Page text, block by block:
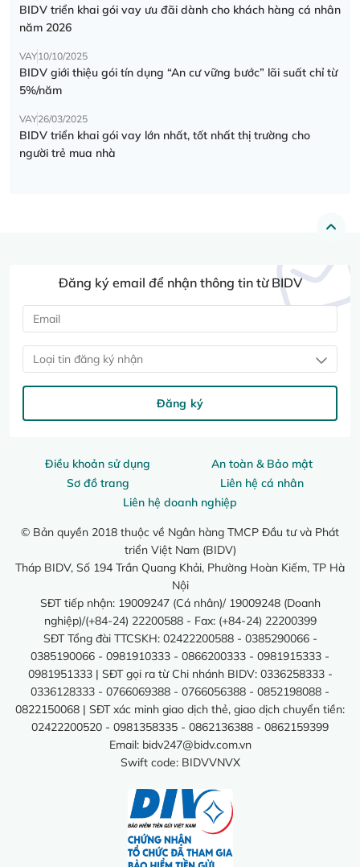
BIDV triển khai gói vay ưu đãi dành cho khách hàng cá nhân
năm 2026
VAY10/10/2025
BIDV giới thiệu gói tín dụng “An cư vững bước” lãi suất chỉ từ
5%/năm
VAY26/03/2025
BIDV triển khai gói vay lớn nhất, tốt nhất thị trường cho
người trẻ mua nhà
Điều khoản sử dụng
An toàn & Bảo mật
Sơ đồ trang
Liên hệ cá nhân
Liên hệ doanh nghiệp
© Bản quyền 2018 thuộc về Ngân hàng TMCP Đầu tư và Phát
triển Việt Nam (BIDV)
Tháp BIDV, Số 194 Trần Quang Khải, Phường Hoàn Kiếm, TP Hà
Nội
SĐT tiếp nhận: 19009247 (Cá nhân)/ 19009248 (Doanh
nghiệp)/(+84-24) 22200588 - Fax: (+84-24) 22200399
SĐT Tổng đài TTCSKH: 02422200588 - 0385290066 -
0385190066 - 0981910333 - 0866200333 - 0981915333 -
0981951333 | SĐT gọi ra từ Chi nhánh BIDV: 0336258333 -
0336128333 - 0766069388 - 0766056388 - 0852198088 -
0822150068 | SĐT xác minh giao dịch thẻ, giao dịch chuyển tiền:
02422200520 - 0981358335 - 0862136388 - 0862159399
Email: bidv247@bidv.com.vn
Swift code: BIDVVNVX
Đăng ký email để nhận thông tin từ BIDV
Loại tin đăng ký nhận
Đăng ký